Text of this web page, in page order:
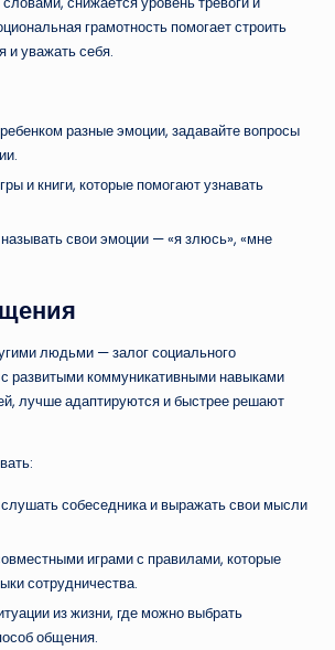
грамотность помогает строить
и уважать себя.
разные эмоции, задавайте вопросы
и книги, которые помогают узнавать
свои эмоции — «я злюсь», «мне
людьми — залог социального
развитыми коммуникативными навыками
лучше адаптируются и быстрее решают
собеседника и выражать свои мысли
играми с правилами, которые
сотрудничества.
из жизни, где можно выбрать
общения.